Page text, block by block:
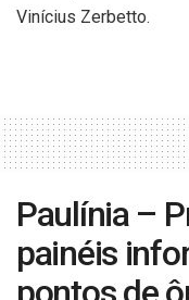
Vinícius Zerbetto.
Paulínia –
painéis